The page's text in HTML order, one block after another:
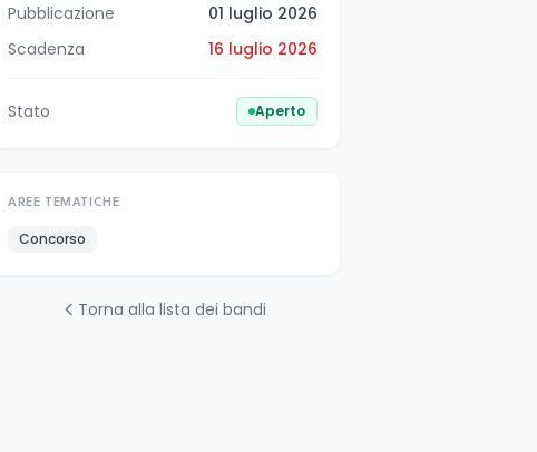
Pubblicazione
01 luglio 2026
Scadenza
16 luglio 2026
Stato Aperto
AREE TEMATICHE
Concorso
Torna alla lista dei bandi